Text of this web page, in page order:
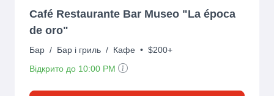
Café Restaurante Bar Museo "La época
de oro"
Бар / Бар і гриль / Кафе • $200+
Відкрито до 10:00 PM